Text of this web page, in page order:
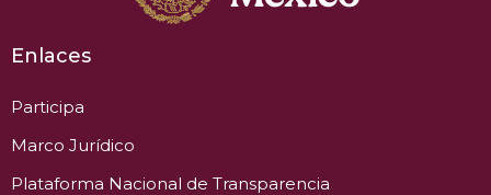
Enlaces
Participa
Marco Jurídico
Plataforma Nacional de Transparencia